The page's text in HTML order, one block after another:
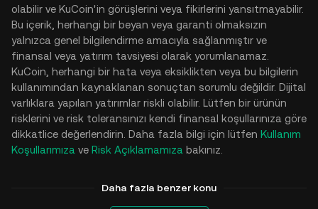
olabilir ve KuCoin'in görüşlerini veya fikirlerini yansıtmayabilir.
Bu içerik, herhangi bir beyan veya garanti olmaksızın
yalnızca genel bilgilendirme amacıyla sağlanmıştır ve
finansal veya yatırım tavsiyesi olarak yorumlanamaz.
KuCoin, herhangi bir hata veya eksiklikten veya bu bilgilerin
kullanımından kaynaklanan sonuçtan sorumlu değildir. Dijital
varlıklara yapılan yatırımlar riskli olabilir. Lütfen bir ürünün
risklerini ve risk toleransınızı kendi finansal koşullarınıza göre
dikkatlice değerlendirin. Daha fazla bilgi için lütfen Kullanım
Koşullarımıza ve Risk Açıklamamıza bakınız.
Daha fazla benzer konu